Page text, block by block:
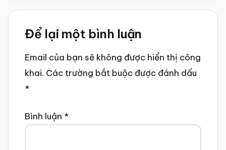
Reader
Interactions
Để lại một bình luận
Email của bạn sẽ không được hiển thị công
khai. Các trường bắt buộc được đánh dấu
*
Bình luận *